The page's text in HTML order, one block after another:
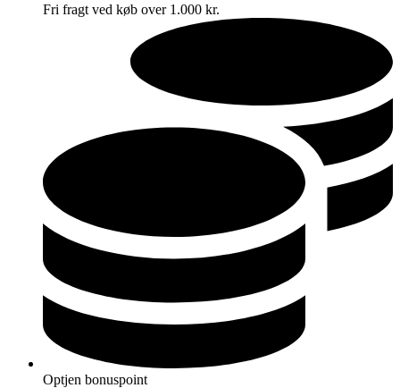
Fri fragt ved køb over 1.000 kr.
Optjen bonuspoint